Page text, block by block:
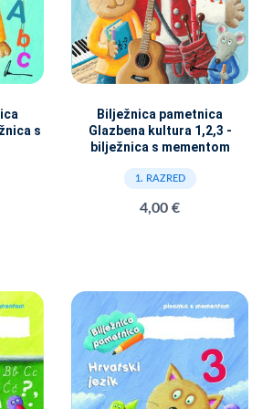
s
Bilježnica pametnica
Glazbena kultura 1,2,3 -
bilježnica s mementom
1. RAZRED
4,00 €